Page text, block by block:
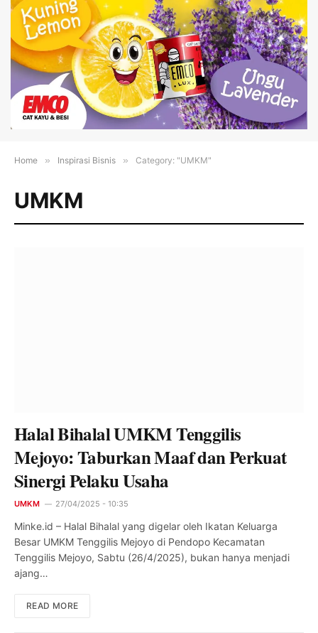
Home » Inspirasi Bisnis » Category: "UMKM"
UMKM
Halal Bihalal UMKM Tenggilis
Mejoyo: Taburkan Maaf dan Perkuat
Sinergi Pelaku Usaha
UMKM 27/04/2025 - 10:35
Minke.id – Halal Bihalal yang digelar oleh Ikatan Keluarga
Besar UMKM Tenggilis Mejoyo di Pendopo Kecamatan
Tenggilis Mejoyo, Sabtu (26/4/2025), bukan hanya menjadi
ajang…
READ MORE